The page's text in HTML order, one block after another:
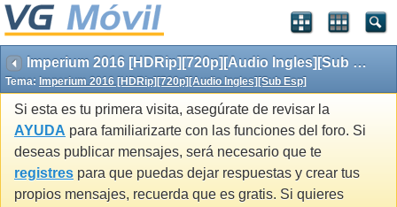
Imperium 2016 [HDRip][720p][Audio Ingles][Sub Esp]
Tema: Imperium 2016 [HDRip][720p][Audio Ingles][Sub Esp]
Si esta es tu primera visita, asegúrate de revisar la
AYUDA para familiarizarte con las funciones del foro. Si
deseas publicar mensajes, será necesario que te
registres para que puedas dejar respuestas y crear tus
propios mensajes, recuerda que es gratis. Si quieres